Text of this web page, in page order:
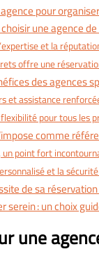
pour
une agence
et la
offre une
des agences
et assistance
pour tous les
comme
point fort
et la
de sa
serein : un choix
une